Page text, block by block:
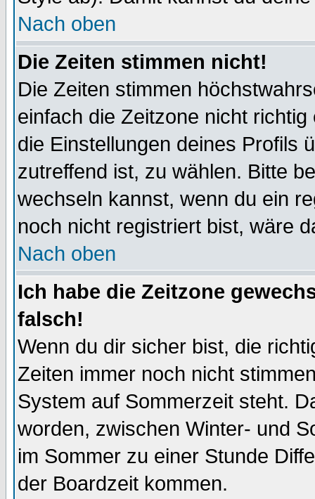
Nach oben
Die Zeiten stimmen nicht!
Die Zeiten stimmen
einfach die Zeitzone nicht
die Einstellungen deines Profils
zutreffend ist, zu wählen. Bitte
wechseln kannst, wenn du ein
noch nicht registriert bist, wäre
Nach oben
Ich habe die Zeitzone
falsch!
Wenn du dir sicher bist, die
Zeiten immer noch nicht
System auf Sommerzeit steht.
worden, zwischen Winter- und
im Sommer zu einer Stunde
der Boardzeit kommen.